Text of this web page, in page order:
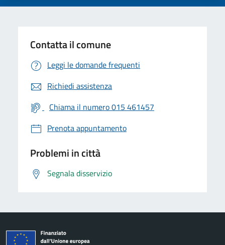
Contatta il comune
Leggi le domande frequenti
Richiedi assistenza
Chiama il numero 015 461457
Prenota appuntamento
Problemi in città
Segnala disservizio